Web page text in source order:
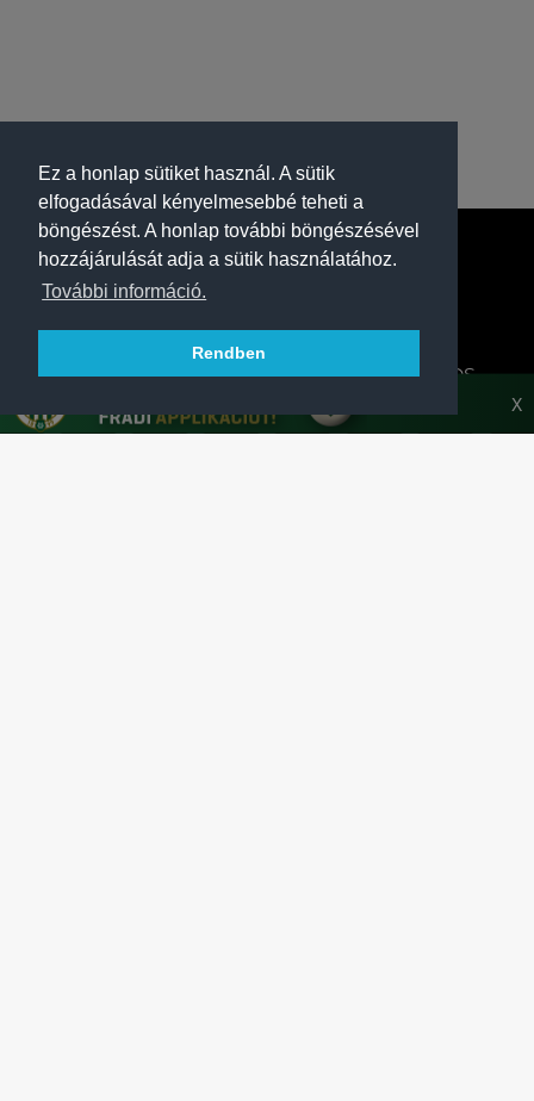
Ez a honlap sütiket használ. A sütik
elfogadásával kényelmesebbé teheti a
böngészést. A honlap további böngészésével
hozzájárulását adja a sütik használatához.
További információ.
Rendben
A FERENCVÁROSI TORNA CLUB HIVATALOS
X